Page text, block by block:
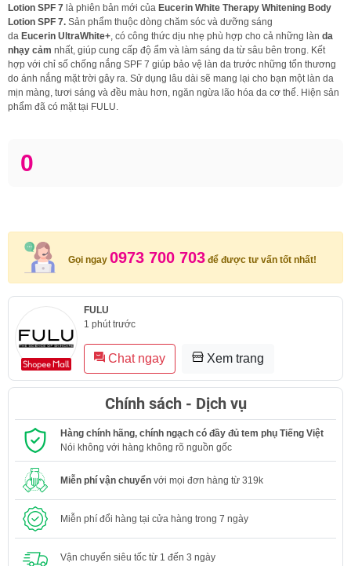
Lotion SPF 7 là phiên bản mới của Eucerin White Therapy Whitening Body
Lotion SPF 7. Sản phẩm thuộc dòng chăm sóc và dưỡng sáng
da Eucerin UltraWhite+ , có công thức dịu nhẹ phù hợp cho cả những làn da
nhạy cảm nhất, giúp cung cấp độ ẩm và làm sáng da từ sâu bên trong. Kết
hợp với chỉ số chống nắng SPF 7 giúp bảo vệ làn da trước những tổn thương
do ánh nắng mặt trời gây ra. Sử dụng lâu dài sẽ mang lại cho bạn một làn da
mịn màng, tươi sáng và đều màu hơn, ngăn ngừa lão hóa da cơ thể. Hiện sản
phẩm đã có mặt tại FULU.
0
Gọi ngay 0973 700 703 để được tư vấn tốt nhất!
FULU
1 phút trước
Chat ngay Xem trang
Chính sách - Dịch vụ
Hàng chính hãng, chính ngạch có đầy đủ tem phụ Tiếng Việt
Nói không với hàng không rõ nguồn gốc
Miễn phí vận chuyển với mọi đơn hàng từ 319k
Miễn phí đổi hàng tại cửa hàng trong 7 ngày
Vận chuyển siêu tốc từ 1 đến 3 ngày